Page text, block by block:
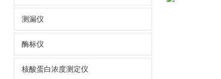
测漏仪
酶标仪
核酸蛋白浓度测定仪